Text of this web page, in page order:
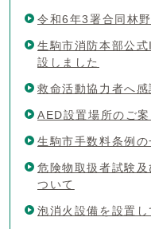
令和6年3署合同林
生駒市消防本部公
設しました
救命活動協力者へ感
AED設置場所のご案
生駒市手数料条例
危険物取扱者試験
ついて
泡消火設備を設置